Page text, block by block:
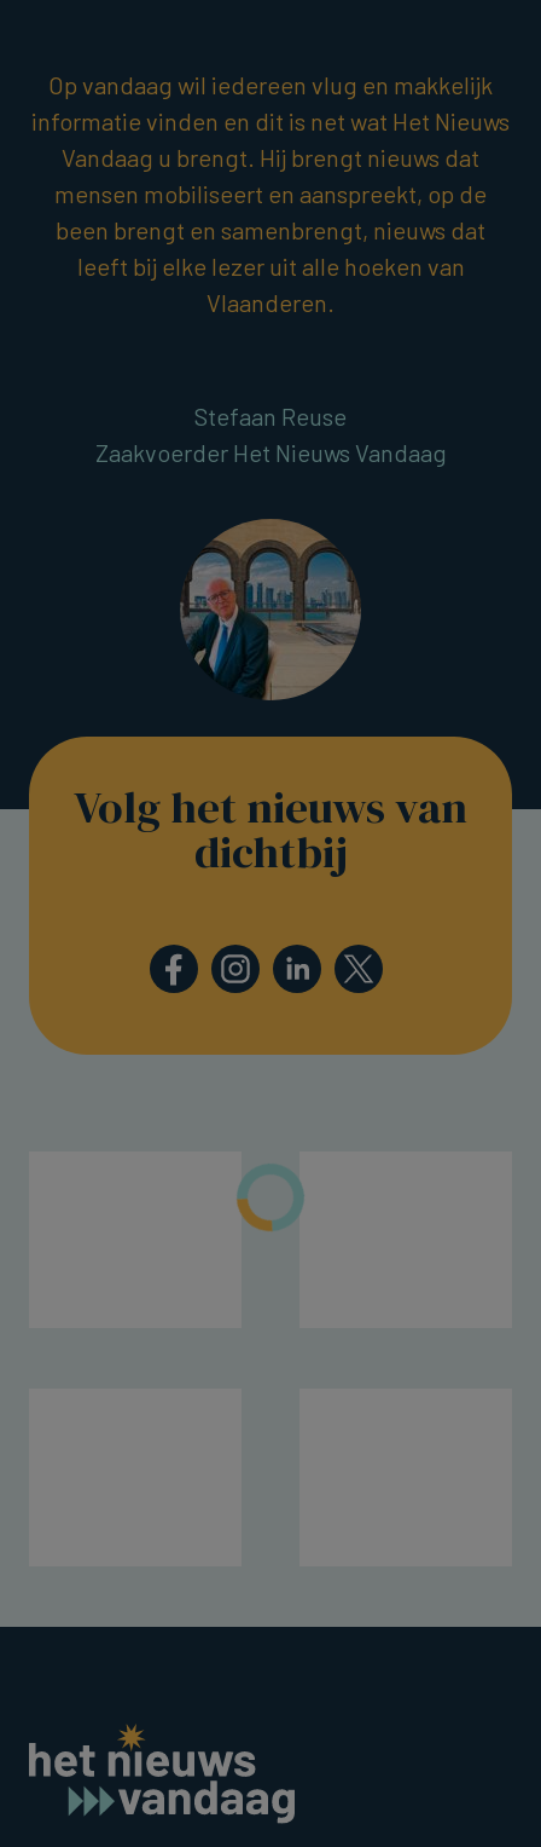
Op vandaag wil iedereen vlug en makkelijk
informatie vinden en dit is net wat Het Nieuws
Vandaag u brengt. Hij brengt nieuws dat
mensen mobiliseert en aanspreekt, op de
been brengt en samenbrengt, nieuws dat
leeft bij elke lezer uit alle hoeken van
Vlaanderen.
Stefaan Reuse
Zaakvoerder Het Nieuws Vandaag
Volg het nieuws van
dichtbij